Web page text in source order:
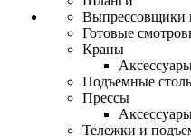
Выпрессовщики
Готовые
Краны
Подъемные
Прессы
Тележки и